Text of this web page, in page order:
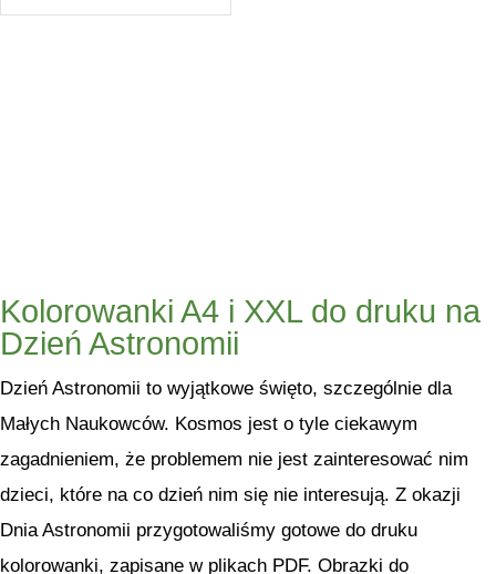
Kolorowanki A4 i XXL do druku na
Dzień Astronomii
Dzień Astronomii to wyjątkowe święto, szczególnie dla
Małych Naukowców. Kosmos jest o tyle ciekawym
zagadnieniem, że problemem nie jest zainteresować nim
dzieci, które na co dzień nim się nie interesują. Z okazji
Dnia Astronomii przygotowaliśmy gotowe do druku
kolorowanki, zapisane w plikach PDF. Obrazki do